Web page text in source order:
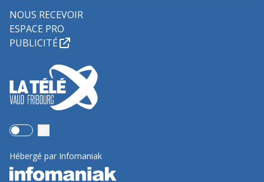
NOUS RECEVOIR
ESPACE PRO
PUBLICITÉ
Use setting
Hébergé par Infomaniak